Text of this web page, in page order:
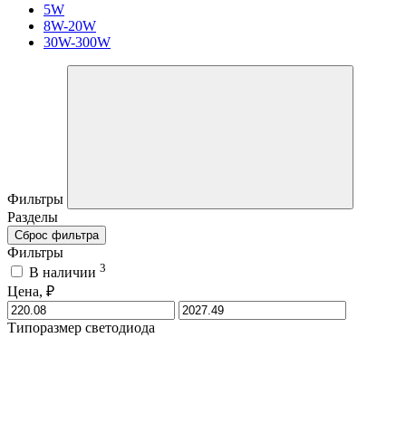
5W
8W-20W
30W-300W
Фильтры
Разделы
Сброс фильтра
Фильтры
В наличии 3
Цена, ₽
Типоразмер светодиода